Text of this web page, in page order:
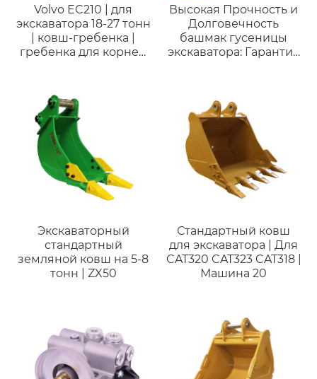
Volvo EC210 | для
экскаватора 18-27 тонн
| ковш-гребенка |
гребенка для корней
Высокая Прочность и
Долговечность
башмак гусеницы
экскаватора: Гарантия
Экскаваторный
стандартный
земляной ковш на 5-8
тонн | ZX50
Стандартный ковш
для экскаватора | Для
CAT320 CAT323 CAT318 |
Машина 20